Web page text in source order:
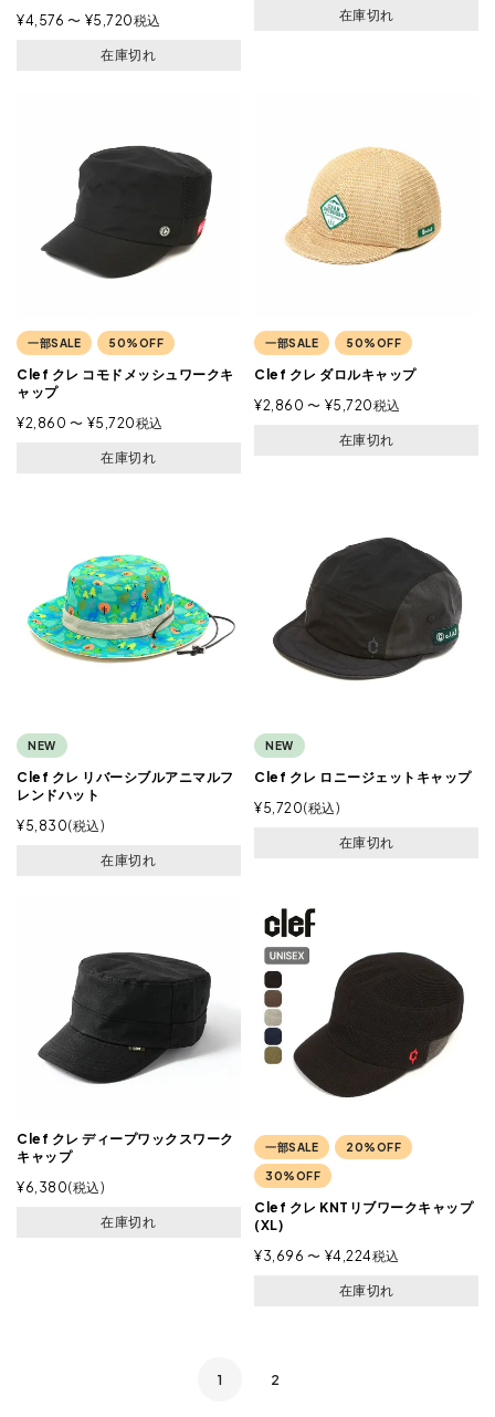
¥4,576 〜 ¥5,720税込
在庫切れ
在庫切れ
一部SALE 50%OFF
Clef クレ コモドメッシュワークキ
ャップ
¥2,860 〜 ¥5,720税込
在庫切れ
一部SALE 50%OFF
Clef クレ ダロルキャップ
¥2,860 〜 ¥5,720税込
在庫切れ
NEW
Clef クレ リバーシブルアニマルフ
レンドハット
¥5,830 税込
在庫切れ
NEW
Clef クレ ロニージェットキャップ
¥5,720 税込
在庫切れ
Clef クレ ディープワックスワーク
キャップ
¥6,380 税込
在庫切れ
一部SALE 20%OFF
30%OFF
Clef クレ KNTリブワークキャップ
(XL)
¥3,696 〜 ¥4,224税込
在庫切れ
1 2